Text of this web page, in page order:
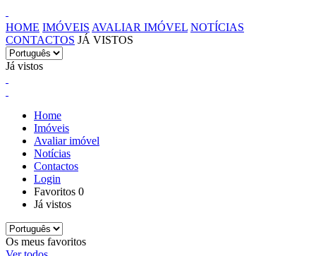
HOME IMÓVEIS AVALIAR IMÓVEL NOTÍCIAS
CONTACTOS JÁ VISTOS
Já vistos
Home
Imóveis
Avaliar imóvel
Notícias
Contactos
Login
Favoritos 0
Já vistos
Os meus favoritos